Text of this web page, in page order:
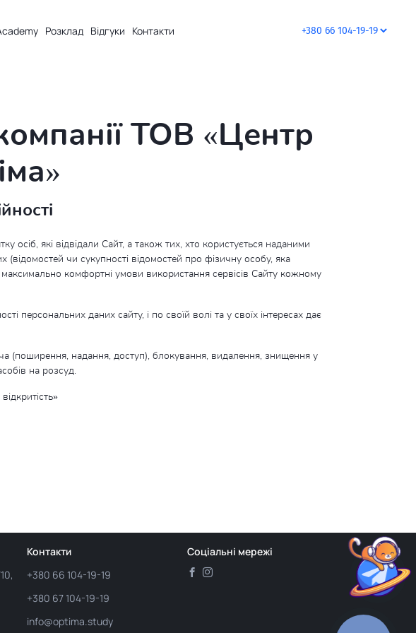
Розклад Відгуки Контакти
ТОВ «Центр
осіб, які відвідали Сайт, а також тих, хто користується наданими
чи сукупності відомостей про фізичну особу, яка
комфортні умови використання сервісів Сайту кожному
даних сайту, і по своїй волі та у своїх інтересах дає
(поширення, надання, доступ), блокування, видалення, знищення у
на розсуд.
Контакти
+380 66 104-19-19
+380 67 104-19-19
info@optima.study
Соціальні мережі